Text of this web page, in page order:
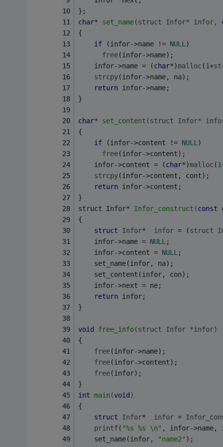
};
char* set_name(struct Infor* infor,
{
if (infor->name != NULL )
free(infor->name);
    infor->name = (
char*)malloc (1+
strcpy(infor->name, na);
return infor->name;
}
char* set_content (struct Infor*
{
if (infor->content != NULL )
free(infor->content);
    infor->content = (
char*)malloc (1
strcpy(infor->content, cont);
return infor->content;
}
struct Infor* Infor_construct (const
{
struct
Infor* infor = (struct
    infor->name =
NULL ;
    infor->content =
NULL ;
    set_name(infor, na);
    set_content(infor, con);
    infor->next = ne;
return infor;
}
void free_info(struct Infor *infor)
{
free(infor->name);
free(infor->content);
free(infor);
}
int main(void )
{
struct
Infor* infor =
printf ( "%s %s \n" , infor->name,
    set_name(infor,
"name2" );